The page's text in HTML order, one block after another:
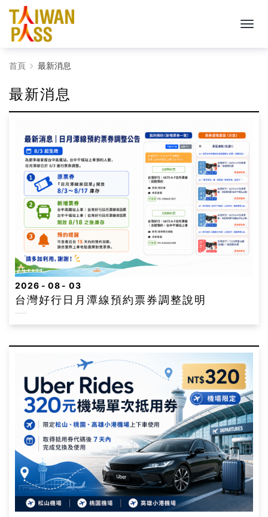
最
新
消
Taiwan
PASS
首頁 最新消息
最新消息
2026 08 03
台灣好行日月潭線預約票券調整說明